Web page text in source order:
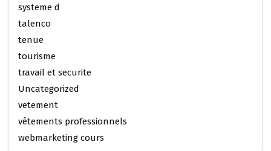
systeme d
talenco
tenue
tourisme
travail et securite
Uncategorized
vetement
vêtements professionnels
webmarketing cours